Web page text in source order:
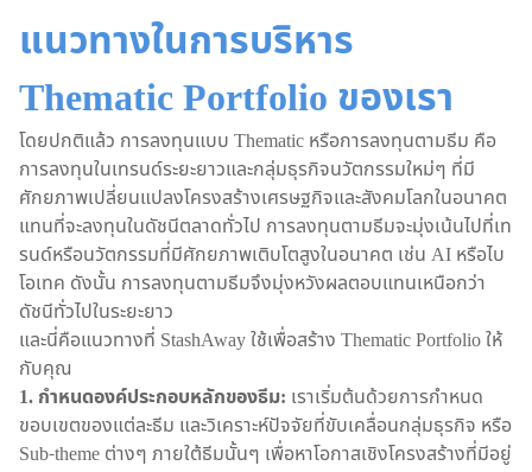
แนวทางในการบริหาร
Thematic Portfolio ของเรา
โดยปกติแล้ว การลงทุนแบบ Thematic หรือการลงทุนตามธีม คือ
การลงทุนในเทรนด์ระยะยาวและกลุ่มธุรกิจนวัตกรรมใหม่ๆ ที่มี
ศักยภาพเปลี่ยนแปลงโครงสร้างเศรษฐกิจและสังคมโลกในอนาคต
แทนที่จะลงทุนในดัชนีตลาดทั่วไป การลงทุนตามธีมจะมุ่งเน้นไปที่เท
รนด์หรือนวัตกรรมที่มีศักยภาพเติบโตสูงในอนาคต เช่น AI หรือไบ
โอเทค ดังนั้น การลงทุนตามธีมจึงมุ่งหวังผลตอบแทนเหนือกว่า
ดัชนีทั่วไปในระยะยาว
และนี่คือแนวทางที่ StashAway ใช้เพื่อสร้าง Thematic Portfolio ให้
กับคุณ
1. กำหนดองค์ประกอบหลักของธีม: เราเริ่มต้นด้วยการกำหนด
ขอบเขตของแต่ละธีม และวิเคราะห์ปัจจัยที่ขับเคลื่อนกลุ่มธุรกิจ หรือ
Sub-theme ต่างๆ ภายใต้ธีมนั้นๆ เพื่อหาโอกาสเชิงโครงสร้างที่มีอยู่